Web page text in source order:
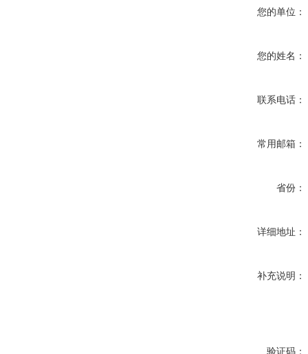
您的单位：
您的姓名：
联系电话：
常用邮箱：
省份：
详细地址：
补充说明：
验证码：